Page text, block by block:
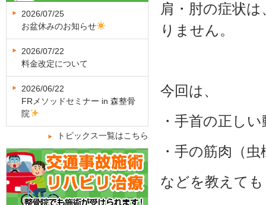
肩・肘の症状
りません。
今回は、
・手首の正し
・手の筋肉（
などを教えて
2026/07/25
お盆休みのお知らせ
2026/07/22
料金改定について
2026/06/22
FRメソッドセミナー in 森整骨
院
トピックス一覧はこちら